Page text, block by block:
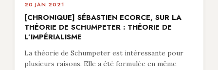
20 JAN 2021
[CHRONIQUE] SÉBASTIEN ECORCE, SUR LA
THÉORIE DE SCHUMPETER : THÉORIE DE
L’IMPÉRIALISME
La théorie de Schumpeter est intéressante pour
plusieurs raisons. Elle a été formulée en même